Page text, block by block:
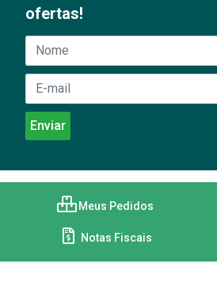
ofertas!
Meus Pedidos
Notas Fiscais